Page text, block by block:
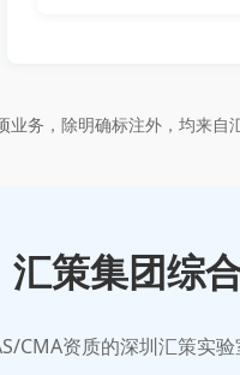
务，除明确标注外，均来
汇策集团综
CMA资质的深圳汇策实